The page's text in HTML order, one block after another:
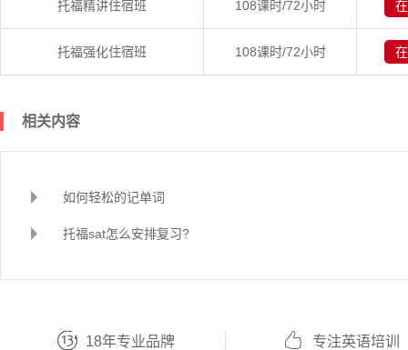
托福精讲住宿班 108课时/72小时
托福强化住宿班 108课时/72小时
相关内容
如何轻松的记单词
托福sat怎么安排复习?
18年专业品牌 专注英语培训